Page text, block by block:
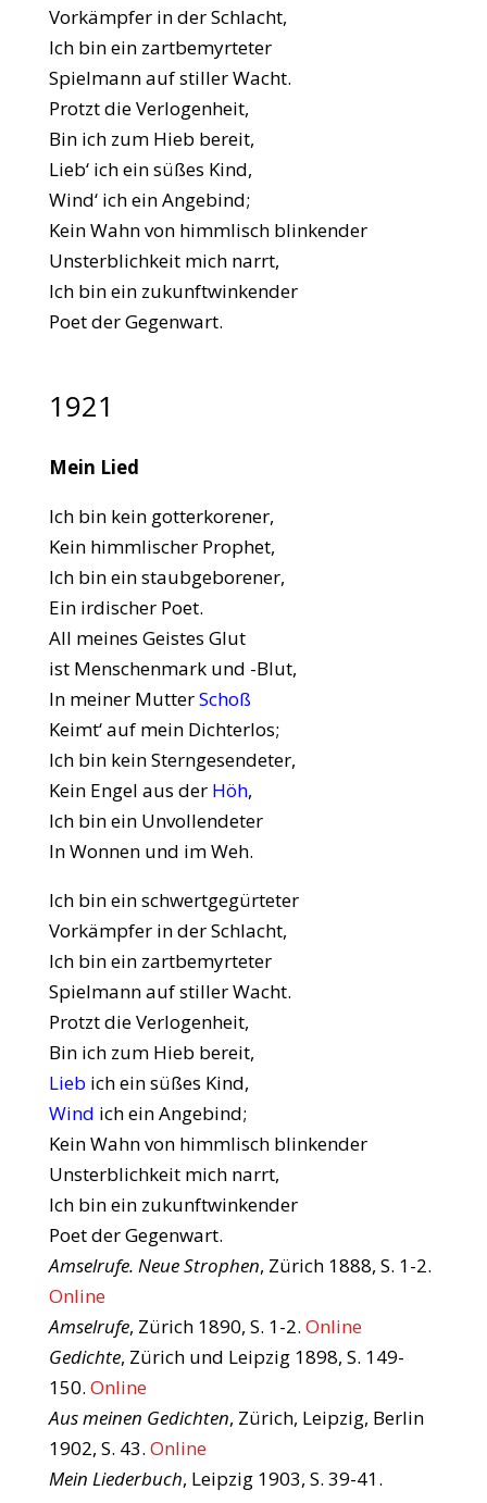
Vorkämpfer in der Schlacht,
Ich bin ein zartbemyrteter
Spielmann auf stiller Wacht.
Protzt die Verlogenheit,
Bin ich zum Hieb bereit,
Lieb‘ ich ein süßes Kind,
Wind‘ ich ein Angebind;
Kein Wahn von himmlisch blinkender
Unsterblichkeit mich narrt,
Ich bin ein zukunftwinkender
Poet der Gegenwart.
1921
Mein Lied
Ich bin kein gotterkorener,
Kein himmlischer Prophet,
Ich bin ein staubgeborener,
Ein irdischer Poet.
All meines Geistes Glut
ist Menschenmark und -Blut,
In meiner MutterSchoß
Keimt‘ auf mein Dichterlos;
Ich bin kein Sterngesendeter,
Kein Engel aus der Höh,
Ich bin ein Unvollendeter
In Wonnen und im Weh.
Ich bin ein schwertgegürteter
Vorkämpfer in der Schlacht,
Ich bin ein zartbemyrteter
Spielmann auf stiller Wacht.
Protzt die Verlogenheit,
Bin ich zum Hieb bereit,
Lieb ich ein süßes Kind,
Wind ich ein Angebind;
Kein Wahn von himmlisch blinkender
Unsterblichkeit mich narrt,
Ich bin ein zukunftwinkender
Poet der Gegenwart.
Amselrufe. Neue Strophen, Zürich 1888, S. 1-2.
Online
Amselrufe, Zürich 1890, S. 1-2. Online
Gedichte, Zürich und Leipzig 1898, S. 149-
150. Online
Aus meinen Gedichten, Zürich, Leipzig, Berlin
1902, S. 43. Online
Mein Liederbuch, Leipzig 1903, S. 39-41.